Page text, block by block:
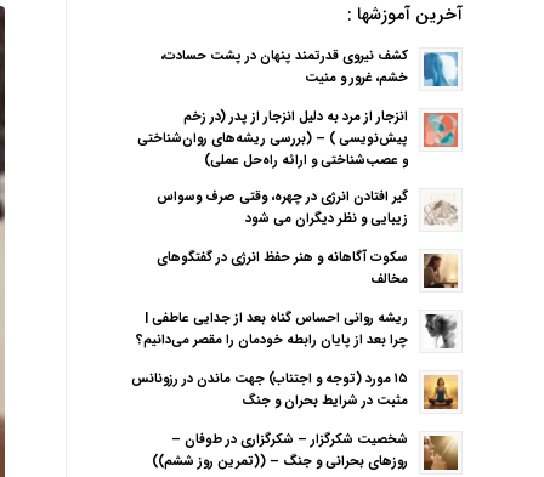
آخرین آموزشها :
کشف نیروی قدرتمند پنهان در پشت حسادت،
خشم، غرور و منیت
انزجار از مرد به دلیل انزجار از پدر (در زخم
پیش‌نویسی ) – (بررسی ریشه‌های روان‌شناختی
و عصب‌شناختی و ارائه راه‌حل عملی)
گیر افتادن انرژی در چهره، وقتی صرف وسواس
زیبایی و نظر دیگران می شود
سکوت آگاهانه و هنر حفظ انرژی در گفتگوهای
مخالف
ریشه روانی احساس گناه بعد از جدایی عاطفی |
چرا بعد از پایان رابطه خودمان را مقصر می‌دانیم؟
۱۵ مورد (توجه و اجتناب) جهت ماندن در رزونانس
مثبت در شرایط بحران و جنگ
شخصیت شکرگزار – شکرگزاری در طوفان –
روزهای بحرانی و جنگ – ((تمرین روز ششم))